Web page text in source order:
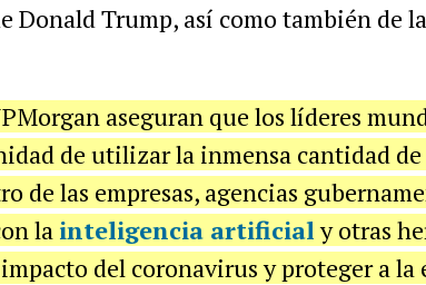
Donald Trump, así como también de
aseguran que los líderes
de utilizar la inmensa cantidad
de las empresas, agencias
la inteligencia artificialy otras
del coronavirus y proteger a la